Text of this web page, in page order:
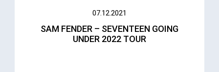
07.12.2021
SAM FENDER – SEVENTEEN GOING
UNDER 2022 TOUR